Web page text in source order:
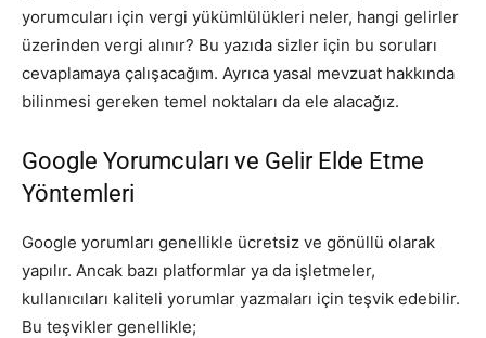
yorumcuları için vergi yükümlülükleri neler, hangi gelirler
üzerinden vergi alınır? Bu yazıda sizler için bu soruları
cevaplamaya çalışacağım. Ayrıca yasal mevzuat hakkında
bilinmesi gereken temel noktaları da ele alacağız.
Google Yorumcuları ve Gelir Elde Etme
Yöntemleri
Google yorumları genellikle ücretsiz ve gönüllü olarak
yapılır. Ancak bazı platformlar ya da işletmeler,
kullanıcıları kaliteli yorumlar yazmaları için teşvik edebilir.
Bu teşvikler genellikle;